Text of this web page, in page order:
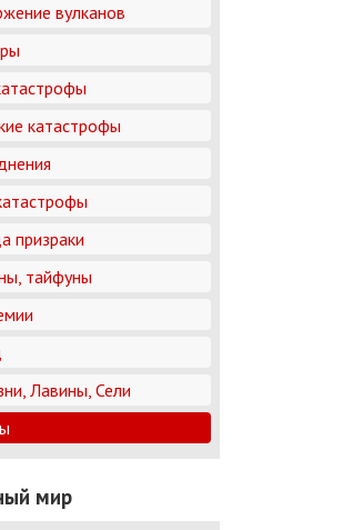
вулканов
катастрофы
призраки
тайфуны
Лавины, Сели
мир